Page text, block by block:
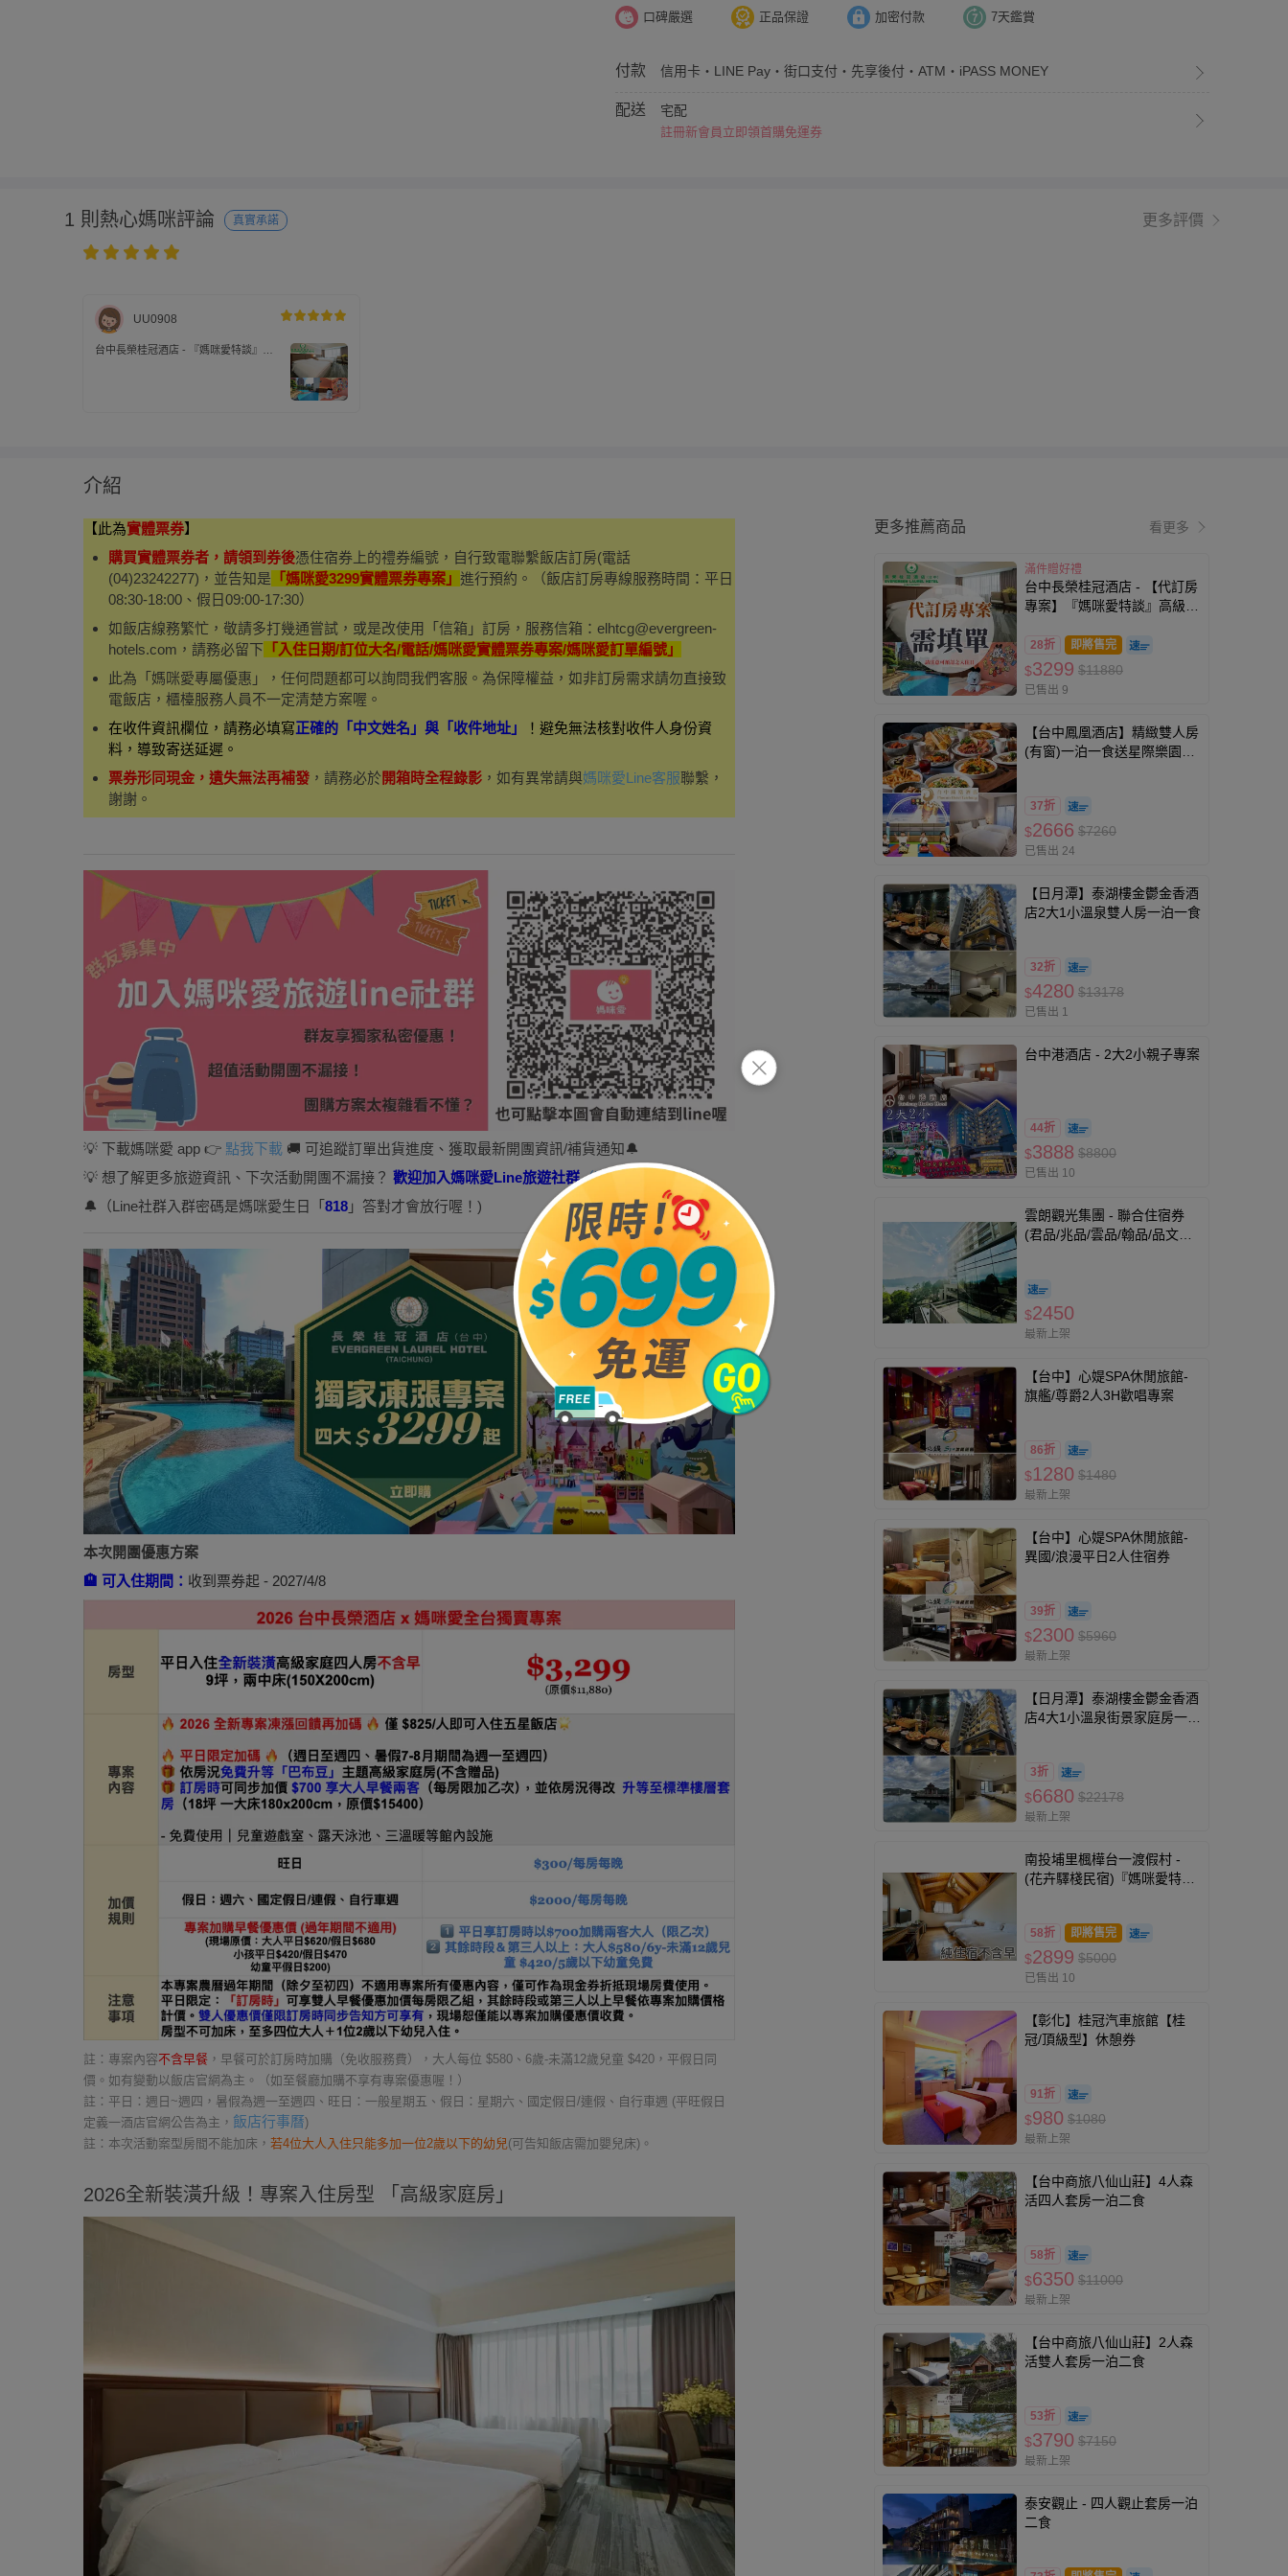
口碑嚴選 正品保證 加密付款 7天鑑賞
付款 信用卡・LINE Pay・街口支付・先享後付・ATM・iPASS MONEY
配送 宅配
註冊新會員立即領首購免運券
1 則熱心媽咪評論 真實承諾 更多評價
UU0908
台中長榮桂冠酒店 - 『媽咪愛特談』高
介紹
【此為實體票券】
購買實體票券者，請領到券後憑住宿券上的禮券編號，自行致電聯繫飯店訂房(電話
(04)23242277)，並告知是 「媽咪愛3299實體票券專案」 進行預約。（飯店訂房專線服務時間：平日
08:30-18:00、假日09:00-17:30）
如飯店線務繁忙，敬請多打幾通嘗試，或是改使用「信箱」訂房，服務信箱：elhtcg@evergreen-
hotels.com，請務必留下 「入住日期/訂位大名/電話/媽咪愛實體票券專案/媽咪愛訂單編號」
此為「媽咪愛專屬優惠」，任何問題都可以詢問我們客服。為保障權益，如非訂房需求請勿直接致
電飯店，櫃檯服務人員不一定清楚方案喔。
在收件資訊欄位，請務必填寫正確的「中文姓名」與「收件地址」
！避免無法核對收件人身份資
料，導致寄送延遲。
票券形同現金，遺失無法再補發 ，請務必於開箱時全程錄影 ，如有異常請與媽咪愛Line客服聯繫，
謝謝。
💡 下載媽咪愛 app 👉 點我下載 🚚 可追蹤訂單出貨進度、獲取最新開團資訊/補貨通知🔔
💡 想了解更多旅遊資訊、下次活動開團不漏接？ 歡迎加入媽咪愛Line旅遊社群（點我前往）
🔔（Line社群入群密碼是媽咪愛生日「 818 」答對才會放行喔！)
本次開團優惠方案
🏨 可入住期間： 收到票券起 - 2027/4/8
註：專案內容不含早餐 ，早餐可於訂房時加購（免收服務費），大人每位 $580、6歲-未滿12歲兒童 $420，平假日同
價。如有變動以飯店官網為主。（如至餐廳加購不享有專案優惠喔！）
註：平日：週日~週四，暑假為週一至週四、旺日：一般星期五、假日：星期六、國定假日/連假、自行車週 (平旺假日
定義一酒店官網公告為主， 飯店行事曆)
註：本次活動案型房間不能加床， 若4位大人入住只能多加一位2歲以下的幼兒(可告知飯店需加嬰兒床)。
2026全新裝潢升級！專案入住房型 「高級家庭房」
更多推薦商品 看更多
滿件贈好禮
台中長榮桂冠酒店 - 【代訂房
專案】『媽咪愛特談』高級家
2026/9/30)
28折 即將售完
$3299 $11880
已售出 9
【台中鳳凰酒店】精緻雙人房
(有窗)一泊一食送星際樂園兩
37折
$2666 $7260
已售出 24
【日月潭】泰湖樓金鬱金香酒
店2大1小溫泉雙人房一泊一食
32折
$4280 $13178
已售出 1
台中港酒店 - 2大2小親子專案
44折
$3888 $8800
已售出 10
雲朗觀光集團 - 聯合住宿券
(君品/兆品/雲品/翰品/品文旅/
$2450
最新上架
【台中】心媞SPA休閒旅館-
旗艦/尊爵2人3H歡唱專案
86折
$1280 $1480
最新上架
【台中】心媞SPA休閒旅館-
異國/浪漫平日2人住宿券
39折
$2300 $5960
最新上架
【日月潭】泰湖樓金鬱金香酒
店4大1小溫泉街景家庭房一泊
3折
$6680 $22178
最新上架
南投埔里楓樺台一渡假村 -
(花卉驛棧民宿)『媽咪愛特
2027/3/31
58折 即將售完
$2899 $5000
已售出 10
【彰化】桂冠汽車旅館【桂
冠/頂級型】休憩券
91折
$980 $1080
最新上架
【台中商旅八仙山莊】4人森
活四人套房一泊二食
58折
$6350 $11000
最新上架
【台中商旅八仙山莊】2人森
活雙人套房一泊二食
53折
$3790 $7150
最新上架
泰安觀止 - 四人觀止套房一泊
二食